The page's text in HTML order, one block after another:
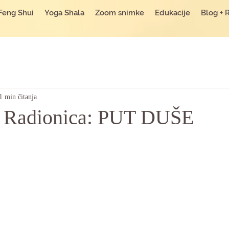
Shui Yoga Shala Zoom snimke Edukacije Blog +
PUT DUŠE
min čitanja